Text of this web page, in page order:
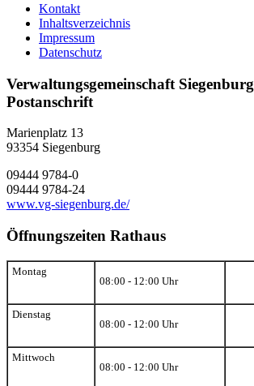
Kontakt
Inhaltsverzeichnis
Impressum
Datenschutz
Verwaltungsgemeinschaft Siegenburg
Postanschrift
Marienplatz 13
93354 Siegenburg
09444 9784-0
09444 9784-24
www.vg-siegenburg.de/
Öffnungszeiten Rathaus
Montag
08:00 - 12:00 Uhr
Dienstag
08:00 - 12:00 Uhr
Mittwoch
08:00 - 12:00 Uhr